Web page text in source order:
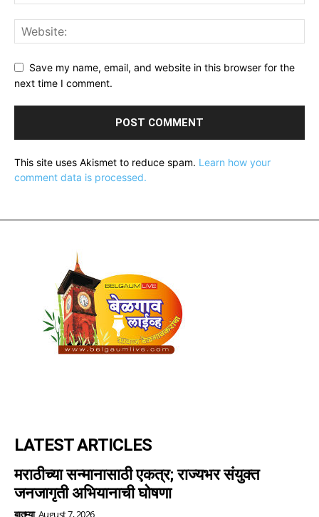
Save my name, email, and website in this browser for the
next time I comment.
This site uses Akismet to reduce spam. Learn how your
comment data is processed.
LATEST ARTICLES
मराठीच्या सन्मानासाठी एकत्र; राज्यभर संयुक्त
जनजागृती अभियानाची घोषणा
बातम्या August 7, 2026